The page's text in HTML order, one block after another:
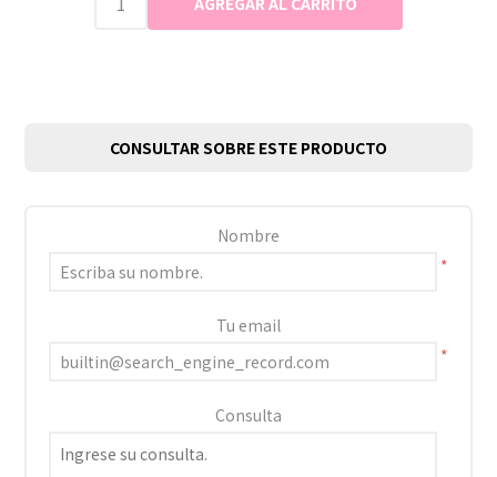
CONSULTAR SOBRE ESTE PRODUCTO
Nombre
*
Tu email
*
Consulta